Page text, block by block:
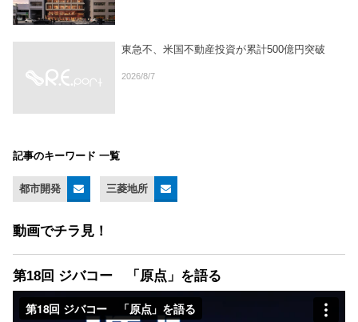
東急不、米国不動産投資が累計500億円突破
2026/8/7
記事のキーワード 一覧
都市開発 三菱地所
動画でチラ見！
第18回 ジバコー 「原点」を語る